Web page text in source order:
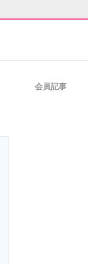
会員記事